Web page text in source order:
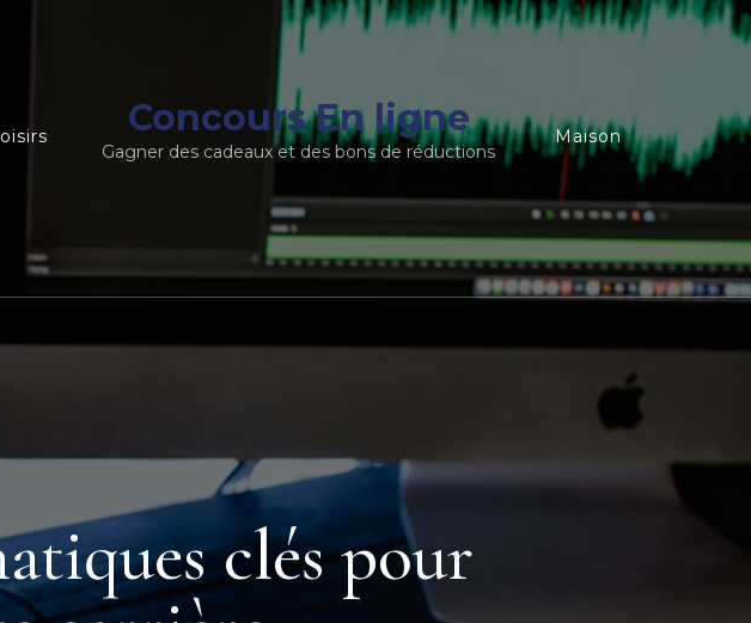
Concours En ligne
Gagner des cadeaux et des bons de réductions
Maison
clés pour